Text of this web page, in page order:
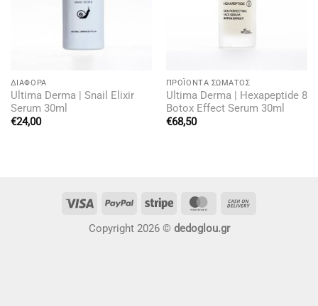
ΔΙΆΦΟΡΑ
Ultima Derma | Snail Elixir
Serum 30ml
€24,00
ΠΡΟΪΌΝΤΑ ΣΏΜΑΤΟΣ
Ultima Derma | Hexapeptide 8
Botox Effect Serum 30ml
€68,50
Visa PayPal Stripe MasterCard
Copyright 2026 © dedoglou.gr